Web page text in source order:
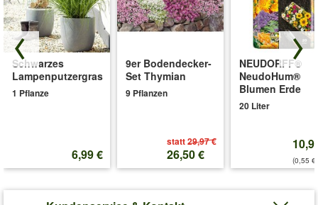
Schwarzes
Lampenputzergras
1 Pflanze
6,99 €
9er Bodendecker-
Set Thymian
9 Pflanzen
statt29,97 €
26,50 €
NEUDORFF®
NeudoHum®
Blumen Erde
20 Liter
(0,55